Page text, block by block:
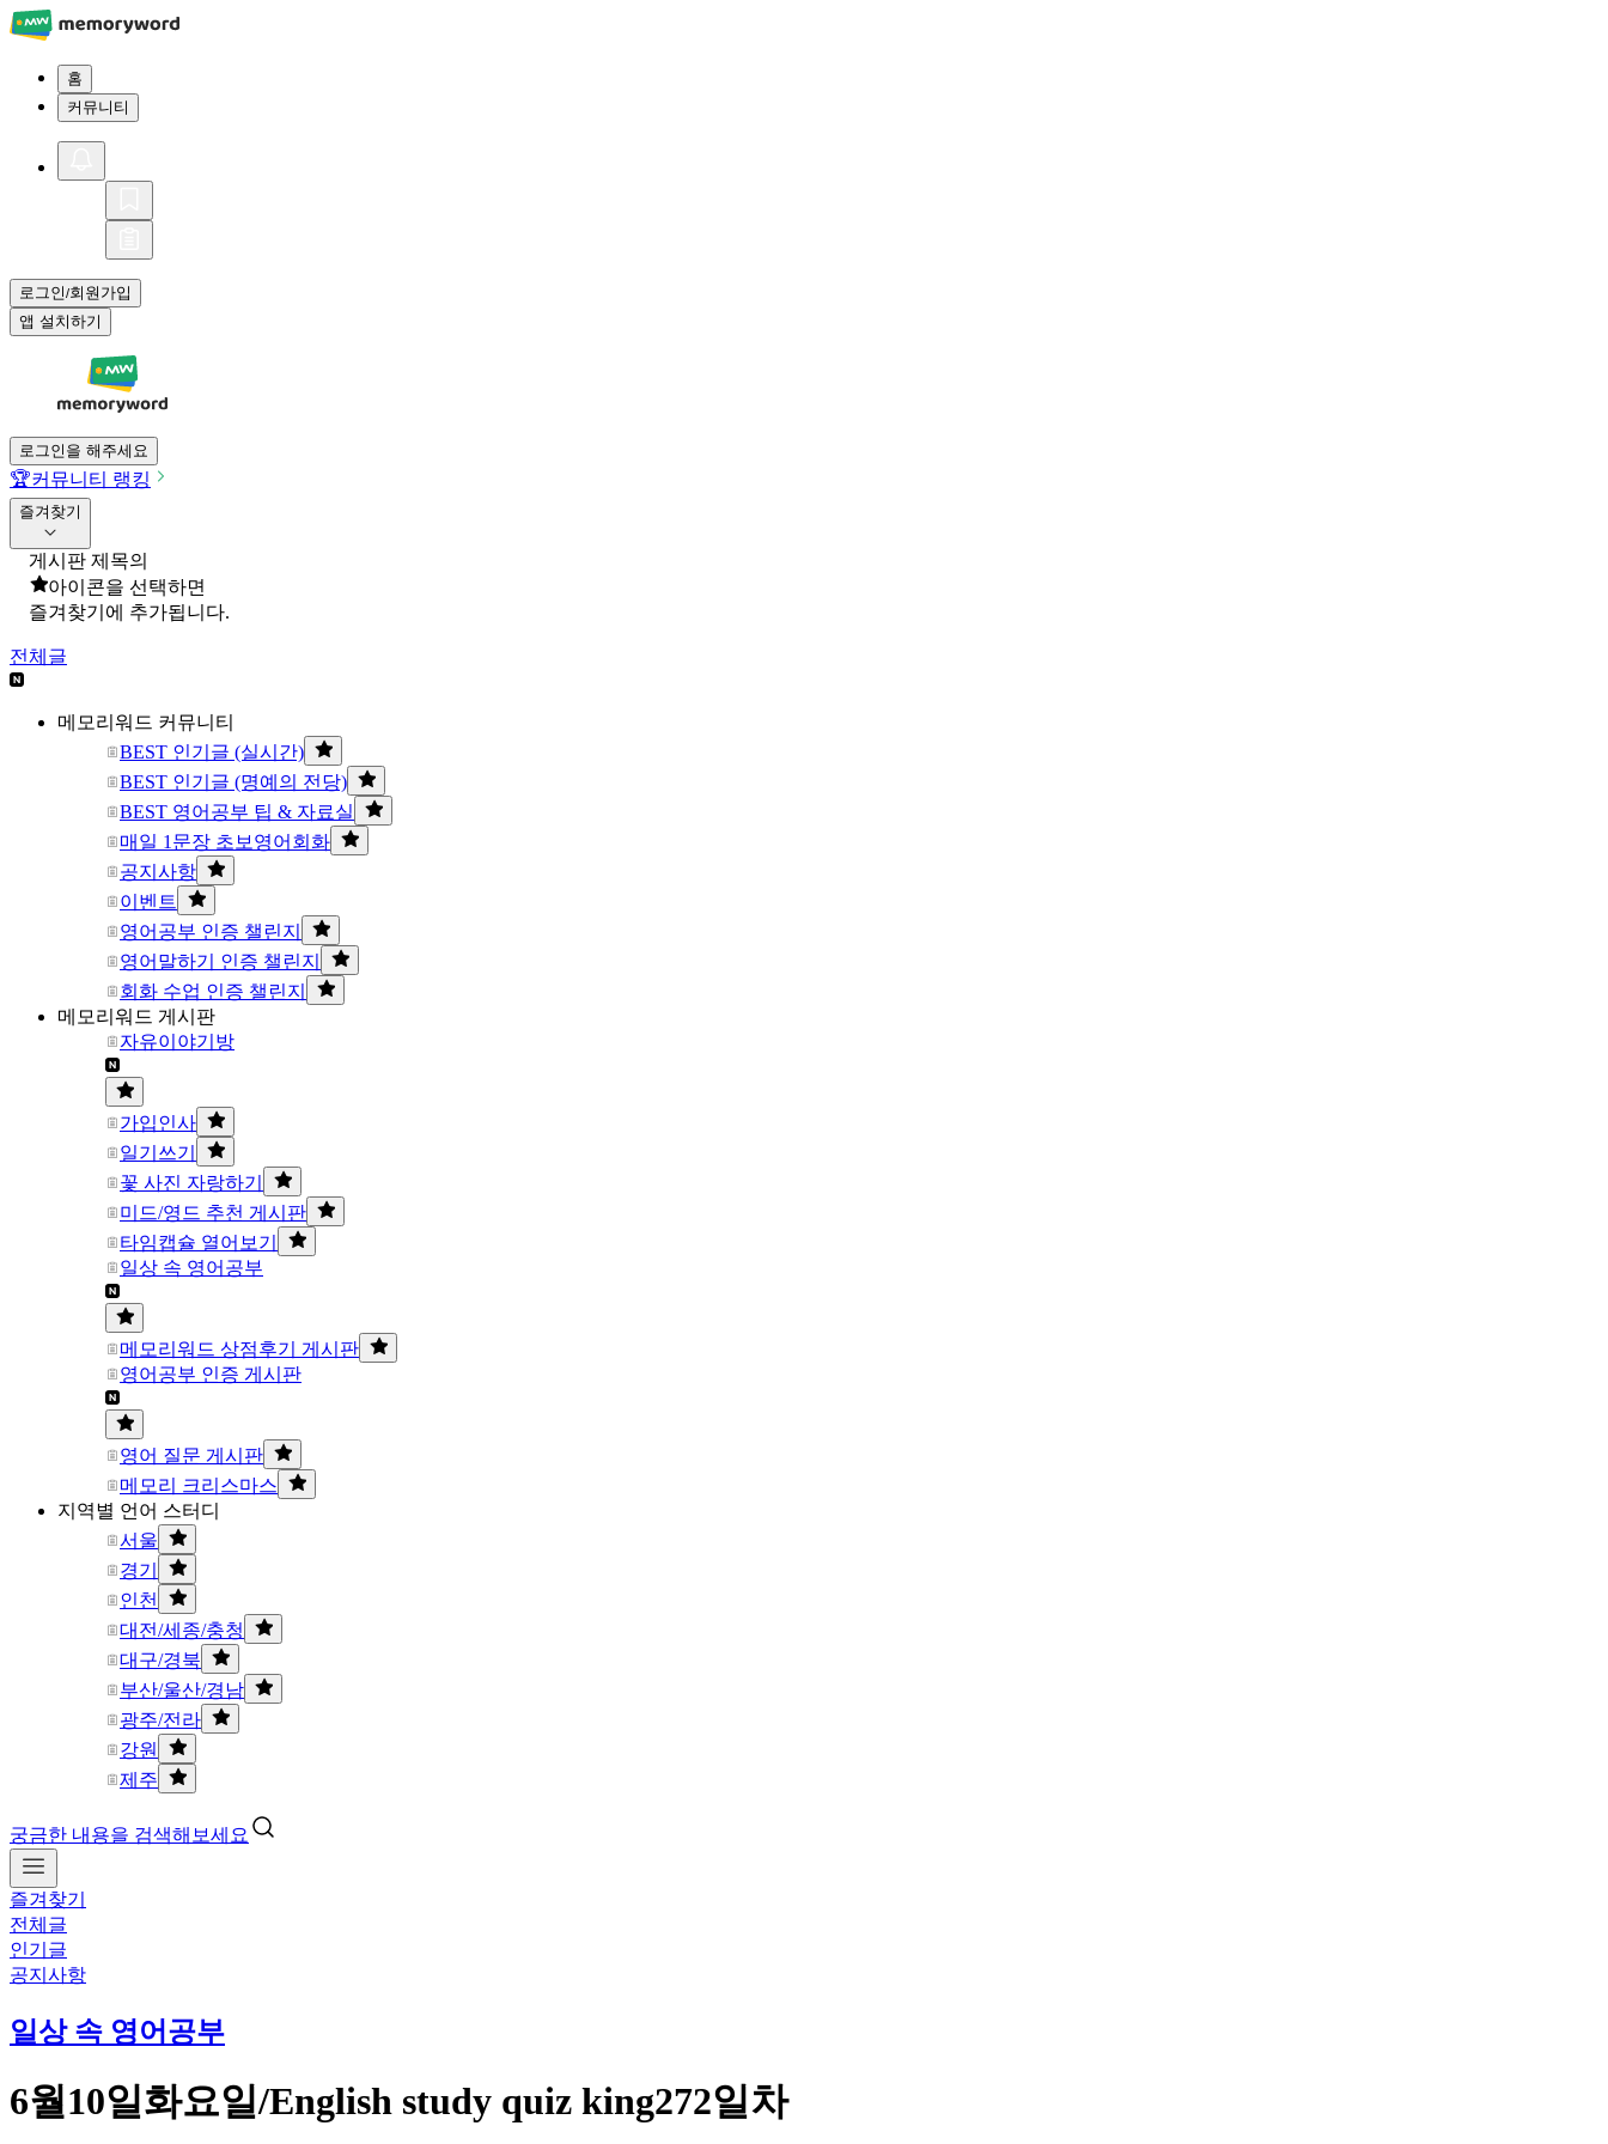
홈
커뮤니티
로그인/회원가입
앱 설치하기
로그인을 해주세요
🏆커뮤니티 랭킹
즐겨찾기
게시판 제목의
아이콘을 선택하면
즐겨찾기에 추가됩니다.
전체글
메모리워드 커뮤니티
BEST 인기글 (실시간)
BEST 인기글 (명예의 전당)
BEST 영어공부 팁 & 자료실
매일 1문장 초보영어회화
공지사항
이벤트
영어공부 인증 챌린지
영어말하기 인증 챌린지
회화 수업 인증 챌린지
메모리워드 게시판
자유이야기방
가입인사
일기쓰기
꽃 사진 자랑하기
미드/영드 추천 게시판
타임캡슐 열어보기
일상 속 영어공부
메모리워드 상점후기 게시판
영어공부 인증 게시판
영어 질문 게시판
메모리 크리스마스
지역별 언어 스터디
서울
경기
인천
대전/세종/충청
대구/경북
부산/울산/경남
광주/전라
강원
제주
궁금한 내용을 검색해보세요
즐겨찾기
전체글
인기글
공지사항
일상 속 영어공부
6월10일화요일/English study quiz king272일차